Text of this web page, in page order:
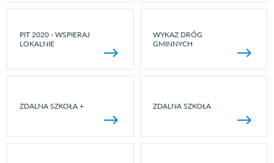
PIT 2020 - WSPIERAJ
LOKALNIE
WYKAZ DRÓG
GMINNYCH
ZDALNA SZKOŁA + ZDALNA SZKOŁA